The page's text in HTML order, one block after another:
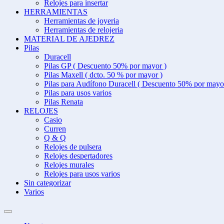
Relojes para insertar
HERRAMIENTAS
Herramientas de joyeria
Herramientas de relojeria
MATERIAL DE AJEDREZ
Pilas
Duracell
Pilas GP ( Descuento 50% por mayor )
Pilas Maxell ( dcto. 50 % por mayor )
Pilas para Audífono Duracell ( Descuento 50% por
Pilas para usos varios
Pilas Renata
RELOJES
Casio
Curren
Q & Q
Relojes de pulsera
Relojes despertadores
Relojes murales
Relojes para usos varios
Sin categorizar
Varios